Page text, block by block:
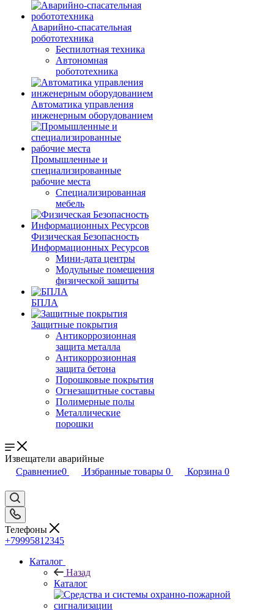
Аварийно-спасательная
робототехника
Беспилотная техника
Автономная
робототехника
Автоматика управления
инженерным оборудованием
Промышленные и
специализированные
рабочие места
Специализированная
мебель
Физическая Безопасность
Информационных Ресурсов
Мини-дата центры
Модульные помещения
физической защиты
БПЛА
Защитные покрытия
Антикоррозионная
защита металла
Антикоррозионная
защита бетона
Порошковые покрытия
Огнезащитные составы
Полимерные полы
Металлические
порошки
Извещатели аварийные
Сравнение0 Избранные товары 0 Корзина 0
Телефоны
+79995812345
Каталог
Назад
Каталог